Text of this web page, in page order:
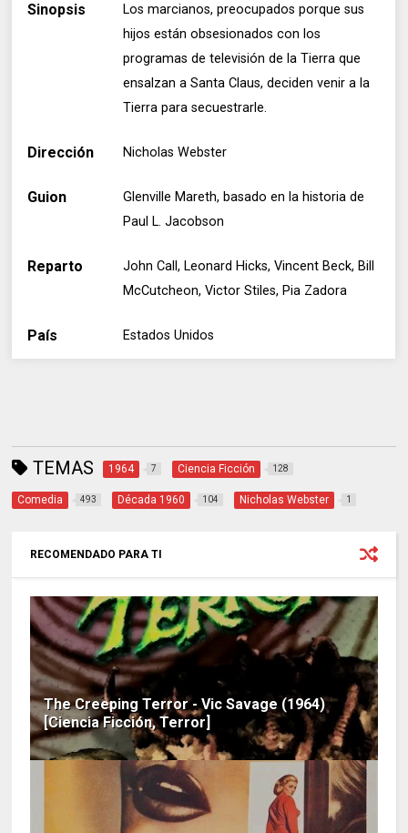
Sinopsis
Los marcianos, preocupados porque sus
hijos están obsesionados con los
programas de televisión de la Tierra que
ensalzan a Santa Claus, deciden venir a la
Tierra para secuestrarle.
Dirección Nicholas Webster
Guion
Glenville Mareth, basado en la historia de
Paul L. Jacobson
Reparto
John Call, Leonard Hicks, Vincent Beck, Bill
McCutcheon, Victor Stiles, Pia Zadora
País Estados Unidos
TEMAS 1964 7 Ciencia Ficción 128
Comedia 493 Década 1960 104 Nicholas Webster 1
RECOMENDADO PARA TI
The Creeping Terror - Vic Savage (1964)
[Ciencia Ficción, Terror]